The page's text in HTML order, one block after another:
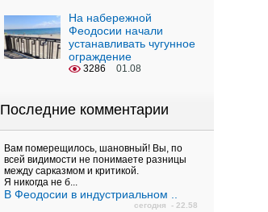
На набережной
Феодосии начали
устанавливать чугунное
ограждение
3286 01.08
Последние комментарии
Вам померещилось, шановный! Вы, по
всей видимости не понимаете разницы
между сарказмом и критикой.
Я никогда не б...
В Феодосии в индустриальном ..
сегодня - 22.58